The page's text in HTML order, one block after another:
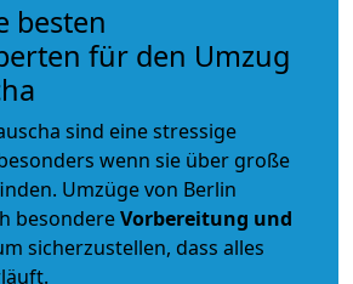
besten
für den Umzug
sind eine stressige
wenn sie über große
Umzüge von Berlin
besondereVorbereitung und
sicherzustellen, dass alles